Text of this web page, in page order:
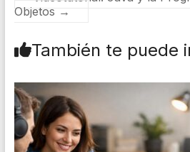
Objetos →
También te puede